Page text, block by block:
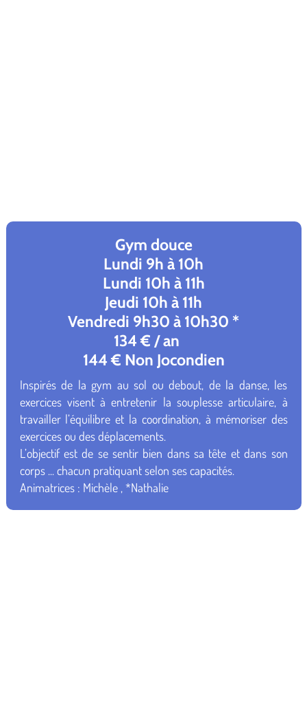
Gym douce
Lundi 9h à 10h
Lundi 10h à 11h
Jeudi 10h à 11h
Vendredi 9h30 à 10h30 *
134 € / an
144 € Non Jocondien
Inspirés de la gym au sol ou debout, de la danse, les
exercices visent à entretenir la souplesse articulaire, à
travailler l’équilibre et la coordination, à mémoriser des
exercices ou des déplacements.
L’objectif est de se sentir bien dans sa tête et dans son
corps ... chacun pratiquant selon ses capacités.
Animatrices : Michèle , *Nathalie